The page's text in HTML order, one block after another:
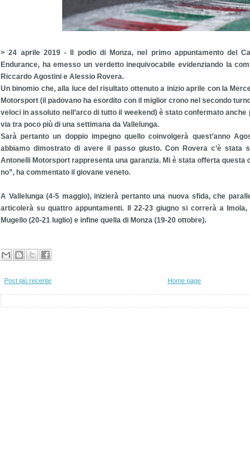
> 24 aprile 2019 - Il podio di Monza, nel primo appuntamento del
Endurance, ha emesso un verdetto inequivocabile evidenziando la
Riccardo Agostini e Alessio Rovera.
Un binomio che, alla luce del risultato ottenuto a inizio aprile con la
Motorsport (il padovano ha esordito con il miglior crono nel secondo
veloci in assoluto nell’arco di tutto il weekend) è stato confermato anche
via tra poco più di una settimana da Vallelunga.
Sarà pertanto un doppio impegno quello coinvolgerà quest’anno
abbiamo dimostrato di avere il passo giusto. Con Rovera c’è stata
Antonelli Motorsport rappresenta una garanzia. Mi è stata offerta questa
no”, ha commentato il giovane veneto.
A Vallelunga (4-5 maggio), inizierà pertanto una nuova sfida, che
articolerà su quattro appuntamenti. Il 22-23 giugno si correrà a
Mugello (20-21 luglio) e infine quella di Monza (19-20 ottobre).
Post più recente Home page